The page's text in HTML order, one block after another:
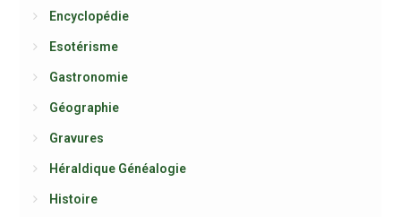
Encyclopédie
Esotérisme
Gastronomie
Géographie
Gravures
Héraldique Généalogie
Histoire